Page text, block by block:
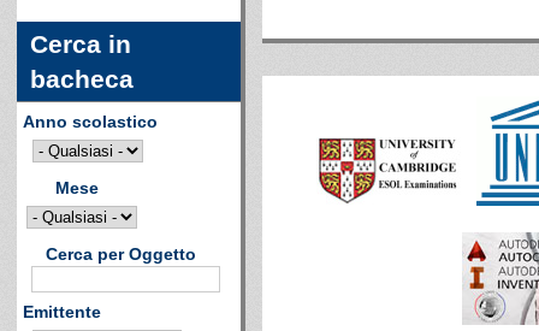
Cerca in
bacheca
Anno scolastico
Mese
Cerca per Oggetto
Emittente